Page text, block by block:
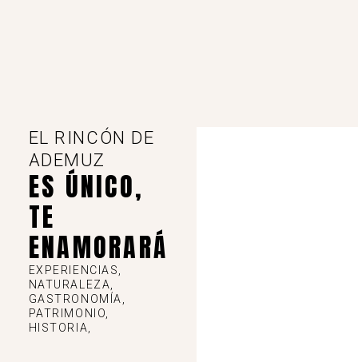
EL RINCÓN DE
ADEMUZ
ES ÚNICO,
TE
ENAMORARÁ
EXPERIENCIAS,
NATURALEZA,
GASTRONOMÍA,
PATRIMONIO,
HISTORIA,